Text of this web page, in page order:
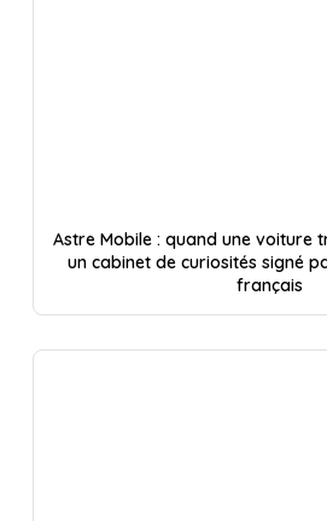
Astre Mobile : quand une voiture
un cabinet de curiosités signé
français